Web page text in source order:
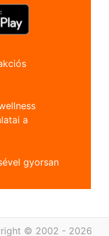
a
gyorsan
© 2002 - 2026